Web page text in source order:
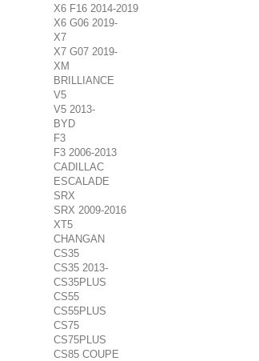
X6 F16 2014-2019
X6 G06 2019-
X7
X7 G07 2019-
XM
BRILLIANCE
V5
V5 2013-
BYD
F3
F3 2006-2013
CADILLAC
ESCALADE
SRX
SRX 2009-2016
XT5
CHANGAN
CS35
CS35 2013-
CS35PLUS
CS55
CS55PLUS
CS75
CS75PLUS
CS85 COUPE